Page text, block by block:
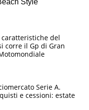
caratteristiche del
corre il Gp di Gran
Serie A.
e cessioni: estate